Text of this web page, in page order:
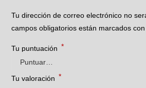
Tu dirección de correo electrónico no
campos obligatorios están marcados con
Tu puntuación *
Tu valoración *